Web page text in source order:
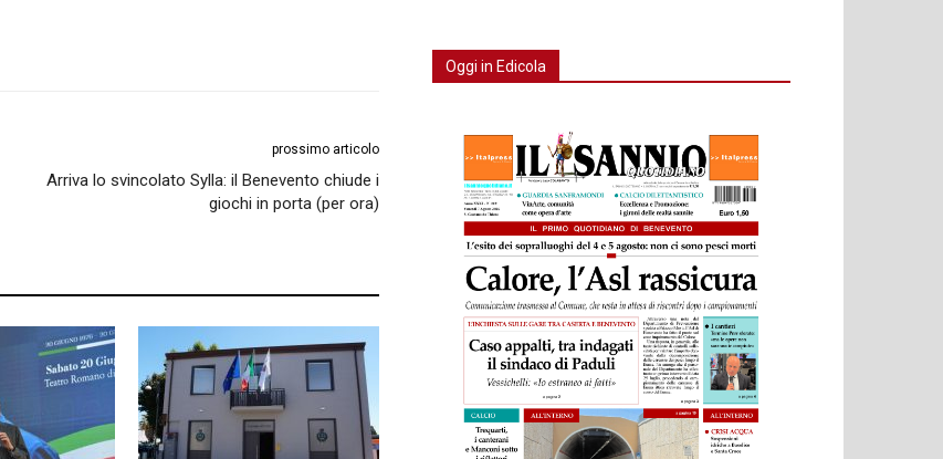
prossimo articolo
Arriva lo svincolato Sylla: il Benevento chiude i
giochi in porta (per ora)
Oggi in Edicola